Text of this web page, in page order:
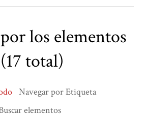
los elementos
(17 total)
Navegar por Etiqueta
elementos